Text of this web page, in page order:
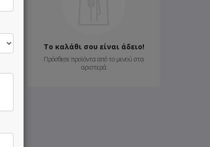
Το καλάθι σου είναι άδειο!
Πρόσθεσε προϊόντα από το μενού στα
αριστερά